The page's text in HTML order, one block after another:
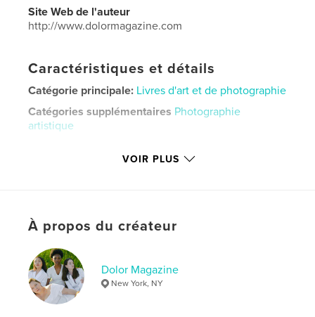
Site Web de l'auteur
http://www.dolormagazine.com
Caractéristiques et détails
Catégorie principale: Livres d'art et de photographie
Catégories supplémentaires Photographie
artistique
Mots-clés
VOIR PLUS
À propos du créateur
Dolor Magazine
New York, NY